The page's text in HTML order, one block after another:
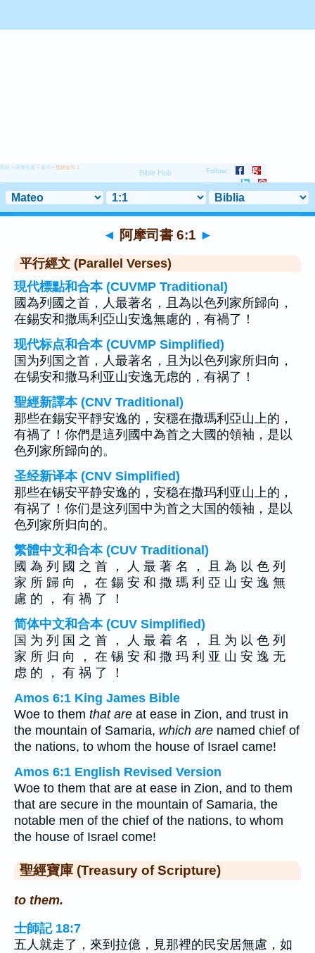
聖經 > 阿摩司書 > 章 6 > 聖經金句 1
◄ 阿摩司書 6:1 ►
平行經文 (Parallel Verses)
現代標點和合本 (CUVMP Traditional)
國為列國之首，人最著名，且為以色列家所歸向，
在錫安和撒馬利亞山安逸無慮的，有禍了！
现代标点和合本 (CUVMP Simplified)
国为列国之首，人最著名，且为以色列家所归向，
在锡安和撒马利亚山安逸无虑的，有祸了！
聖經新譯本 (CNV Traditional)
那些在錫安平靜安逸的，安穩在撒瑪利亞山上的，
有禍了！你們是這列國中為首之大國的領袖，是以
色列家所歸向的。
圣经新译本 (CNV Simplified)
那些在锡安平静安逸的，安稳在撒玛利亚山上的，
有祸了！你们是这列国中为首之大国的领袖，是以
色列家所归向的。
繁體中文和合本 (CUV Traditional)
國 為 列 國 之 首 ， 人 最 著 名 ， 且 為 以 色 列
家 所 歸 向 ， 在 錫 安 和 撒 瑪 利 亞 山 安 逸 無
慮 的 ， 有 禍 了 ！
简体中文和合本 (CUV Simplified)
国 为 列 国 之 首 ， 人 最 着 名 ， 且 为 以 色 列
家 所 归 向 ， 在 锡 安 和 撒 玛 利 亚 山 安 逸 无
虑 的 ， 有 祸 了 ！
Amos 6:1 King James Bible
Woe to them that are at ease in Zion, and trust in
the mountain of Samaria, which are named chief of
the nations, to whom the house of Israel came!
Amos 6:1 English Revised Version
Woe to them that are at ease in Zion, and to them
that are secure in the mountain of Samaria, the
notable men of the chief of the nations, to whom
the house of Israel come!
聖經寶庫 (Treasury of Scripture)
to them.
士師記 18:7
五人就走了，來到拉億，見那裡的民安居無慮，如